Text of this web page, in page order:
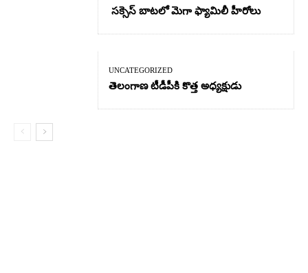
సక్సెస్ బాటలో మెగా ఫ్యామిలీ హీరోలు
UNCATEGORIZED
తెలంగాణ టీడీపీకి కొత్త అధ్యక్షుడు